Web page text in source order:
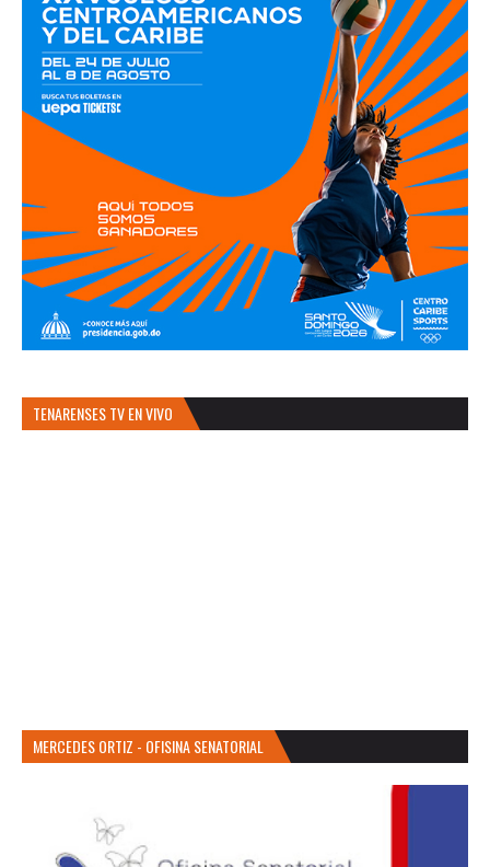
TENARENSES TV EN VIVO
MERCEDES ORTIZ - OFISINA SENATORIAL